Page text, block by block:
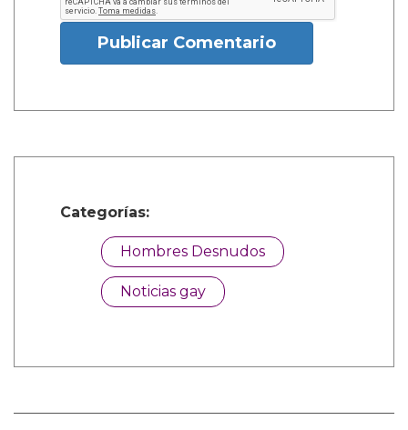
Publicar Comentario
Categorías:
Hombres Desnudos
Noticias gay